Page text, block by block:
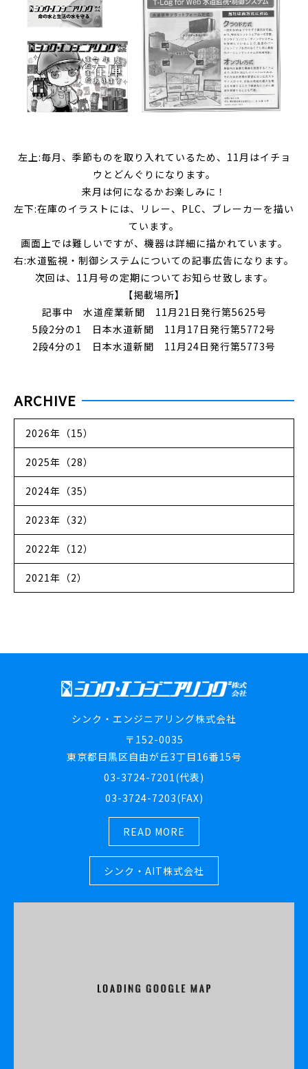
左上:毎月、季節ものを取り入れているため、11月はイチョ
ウとどんぐりになります。
来月は何になるかお楽しみに！
左下:在庫のイラストには、リレー、PLC、ブレーカーを描い
ています。
画面上では難しいですが、機器は詳細に描かれています。
右:水道監視・制御システムについての記事広告になります。
次回は、11月号の定期についてお知らせ致します。
【掲載場所】
記事中 水道産業新聞 11月21日発行第5625号
5段2分の1 日本水道新聞 11月17日発行第5772号
2段4分の1 日本水道新聞 11月24日発行第5773号
ARCHIVE
2026年（15）
2025年（28）
2024年（35）
2023年（32）
2022年（12）
2021年（2）
シンク・エンジニアリング株式会社
〒152-0035
東京都目黒区自由が丘3丁目16番15号
03-3724-7201(代表)
03-3724-7203(FAX)
READ MORE
シンク・AIT株式会社